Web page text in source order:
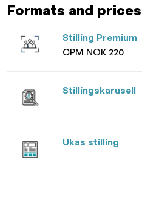
Formats and prices
Stilling Premium
CPM NOK 220
Stillingskarusell
Ukas stilling